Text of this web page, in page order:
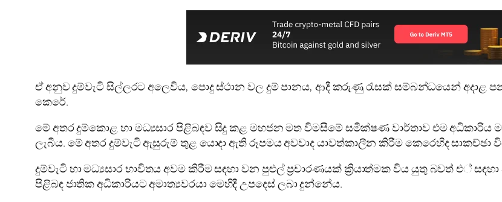
ඒ අනුව දුම්වැටි සිල්ලරට අලෙවිය, පොදු ස්ථාන වල දුම් පානය, ආදී කරුණු රැසක් සම්බන්ධයෙන් අදාළ
කෙරේ.
මේ අතර දුම්කොළ හා මධ්‍යසාර පිළිබඳව සිදු කළ මහජන මත විමසීමේ සමීක්ෂණ වාර්තාව එම අධිකාරිය
ලැබීය. මේ අතර දුම්වැටි ඇසුරුම් තුළ යොදා ඇති රූපමය අවවාද යාවත්කාලීන කිරීම කෙරෙහිද සාකච්ඡා
දුම්වැටි හා මධ්‍යසාර භාවිතය අවම කිරීම සඳහා වන පුළුල් ප්‍රචාරණයක් ක්‍රියාත්මක විය යුතු බවත් එ්
පිළිබඳ ජාතික අධිකාරියට අමාත්‍යවරයා මෙහිදී උපදෙස් ලබා දුන්නේය.